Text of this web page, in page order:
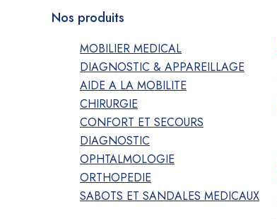
Nos produits
MOBILIER MEDICAL
DIAGNOSTIC & APPAREILLAGE
AIDE A LA MOBILITE
CHIRURGIE
CONFORT ET SECOURS
DIAGNOSTIC
OPHTALMOLOGIE
ORTHOPEDIE
SABOTS ET SANDALES MEDICAUX